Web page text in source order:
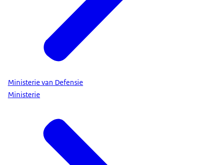
Ministerie van Defensie
Ministerie